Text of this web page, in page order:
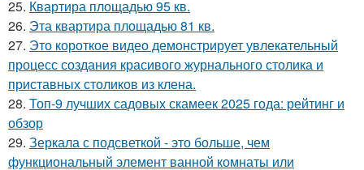
25. Квартира площадью 95 кв.
26. Эта квартира площадью 81 кв.
27. Это короткое видео демонстрирует увлекательный
процесс создания красивого журнального столика и
приставных столиков из клена.
28. Топ-9 лучших садовых скамеек 2025 года: рейтинг и
обзор
29. Зеркала с подсветкой - это больше, чем
функциональный элемент ванной комнаты или